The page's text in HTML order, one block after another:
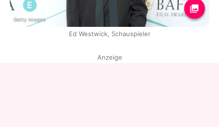
Getty Images
Ed Westwick, Schauspieler
Anzeige